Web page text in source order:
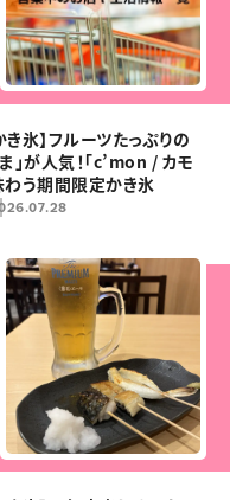
き氷】フルーツたっぷりの
ま」が人気！「c’mon / カモ
わう期間限定かき氷